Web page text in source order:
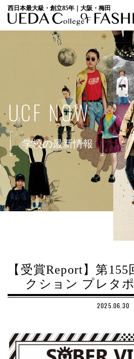
西日本最大級・創立85年｜大阪・梅田
UCF NOW
学校の最新情報
【受賞Report】第
クション プレタ
2025.06.30